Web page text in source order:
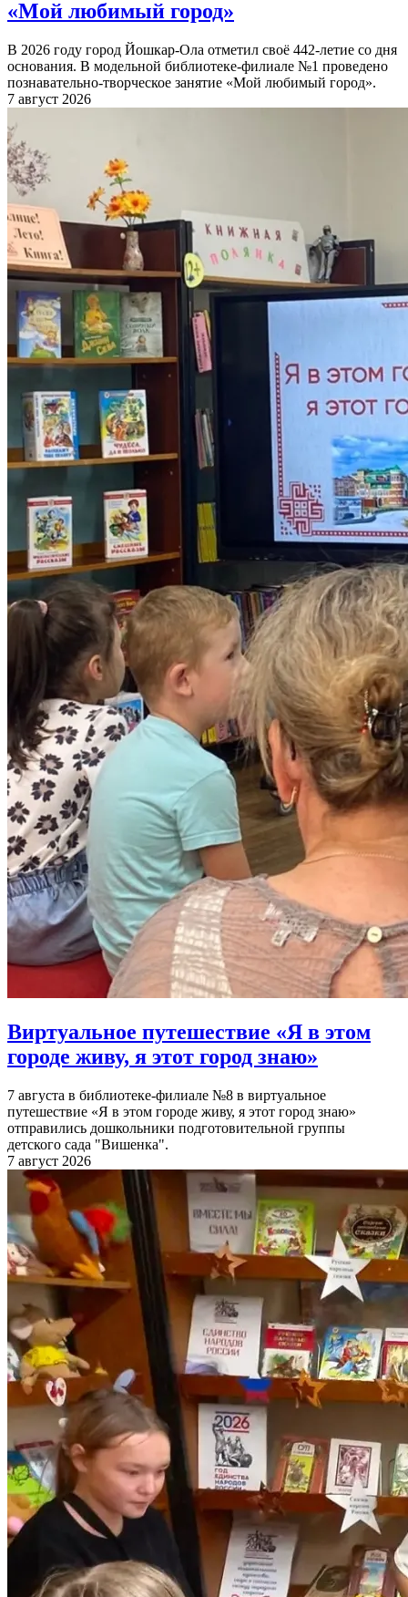
«Мой любимый город»
В 2026 году город Йошкар-Ола отметил своё 442-летие со дня
основания. В модельной библиотеке-филиале №1 проведено
познавательно-творческое занятие «Мой любимый город».
7 август 2026
Виртуальное путешествие «Я в этом
городе живу, я этот город знаю»
7 августа в библиотеке-филиале №8 в виртуальное
путешествие «Я в этом городе живу, я этот город знаю»
отправились дошкольники подготовительной группы
детского сада "Вишенка".
7 август 2026